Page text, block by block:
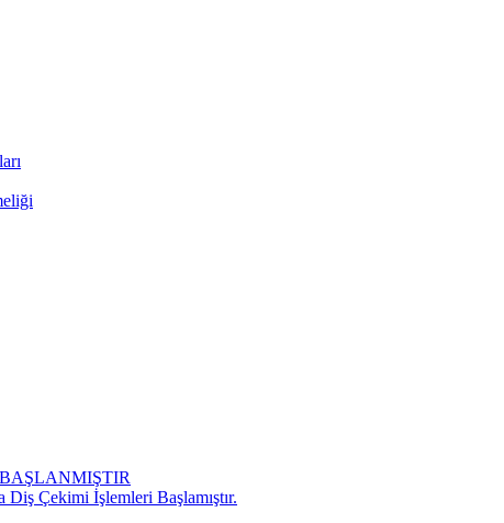
Diş Çekimi İşlemleri Başlamıştır.